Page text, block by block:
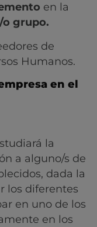
en la
o grupo.
de
Humanos.
en el
la
a alguno/s de
dada la
los diferentes
en uno de los
en los